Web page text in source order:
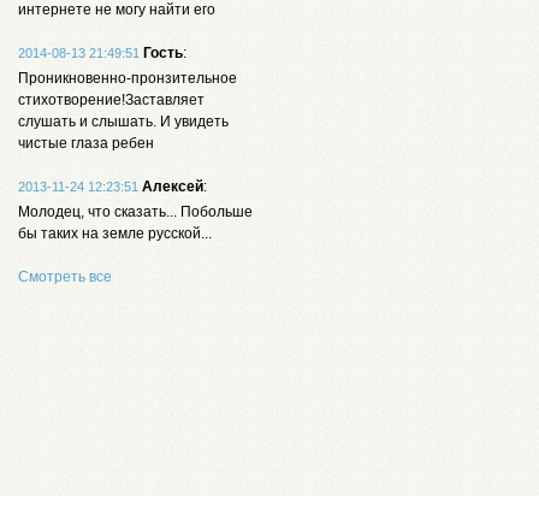
интернете не могу найти его
2014-08-13 21:49:51 Гость:
Проникновенно-пронзительное
стихотворение!Заставляет
слушать и слышать. И увидеть
чистые глаза ребен
2013-11-24 12:23:51 Алексей:
Молодец, что сказать... Побольше
бы таких на земле русской...
Смотреть все